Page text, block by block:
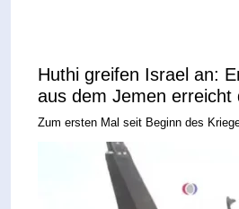
Huthi greifen Israel an:
aus dem Jemen erreicht
Zum ersten Mal seit Beginn des